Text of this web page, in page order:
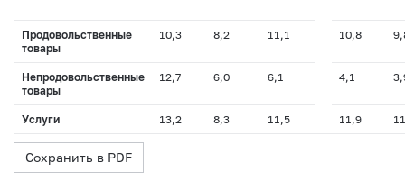
Продовольственные
товары
10,3 8,2 11,1 10,8
Непродовольственные
товары
12,7 6,0 6,1 4,1
Услуги 13,2 8,3 11,5 11,9
Сохранить в PDF